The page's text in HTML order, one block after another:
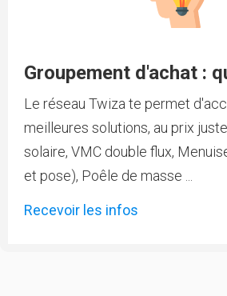
Groupement d'achat :
Le réseau Twiza te permet
meilleures solutions, au prix
solaire, VMC double flux,
et pose), Poêle de masse ...
Recevoir les infos